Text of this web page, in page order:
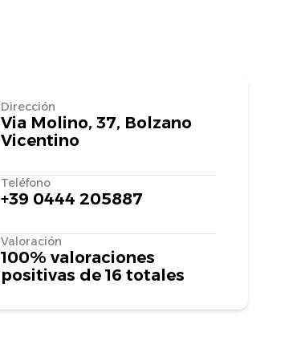
Dirección
Via Molino, 37, Bolzano
Vicentino
Teléfono
+39 0444 205887
Valoración
100% valoraciones
positivas de 16 totales